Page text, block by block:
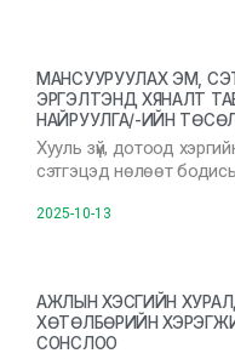
МАНСУУРУУЛАХ ЭМ,
ЭРГЭЛТЭНД ХЯНАЛТ
НАЙРУУЛГА/-ИЙН
Хууль зүй, дотоод
сэтгэцэд нөлөөт
2025-10-13
АЖЛЫН ХЭСГИЙН
ХӨТӨЛБӨРИЙН
СОНСЛОО